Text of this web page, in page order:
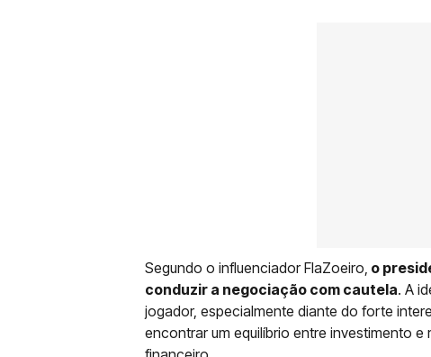
Segundo o influenciador FlaZoeiro, o
conduzir a negociação com cautela. A
jogador, especialmente diante do forte
encontrar um equilíbrio entre investimento